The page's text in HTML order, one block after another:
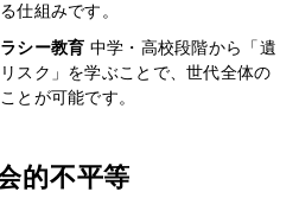
仕組みです。
シー教育 中学・高校段階から「遺
スク」を学ぶことで、世代全体の
とが可能です。
的不平等